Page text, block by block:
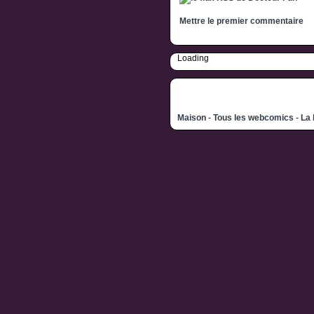
Mettre le premier commentaire
Loading
Maison - Tous les webcomics - La